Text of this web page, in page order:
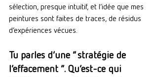
sélection, presque intuitif, et l’idée que mes
peintures sont faites de traces, de résidus
d’expériences vécues.
Tu parles d’une “ stratégie de
l’effacement ”. Qu’est-ce qui